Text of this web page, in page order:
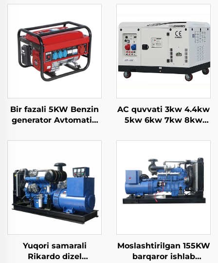
Bir fazali 5KW Benzin
generator Avtomatik
havada sochilgan
Uy va tashqi ishlatish
uchun Avtomatik
chastota 50HZ/60HZ
AC quvvati 3kw 4.4kw
5kw 6kw 7kw 8kw
havaga sochadigan
Yuqori samarali
Rikardo dizel
Moslashtirilgan 155KW
barqaror ishlab